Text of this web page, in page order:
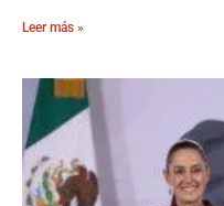
Leer más »